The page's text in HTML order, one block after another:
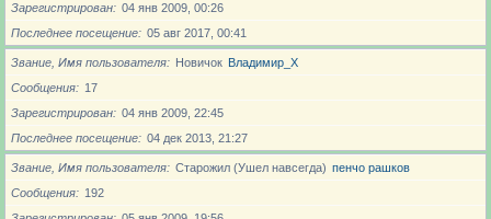
Зарегистрирован
04 янв 2009, 00:26
Последнее посещение
05 авг 2017, 00:41
Звание, Имя пользователя Новичoк Владимир_X
Сообщения
17
Зарегистрирован
04 янв 2009, 22:45
Последнее посещение
04 дек 2013, 21:27
Звание, Имя пользователя Старожил (Ушел навсегда) пенчо рашков
Сообщения
192